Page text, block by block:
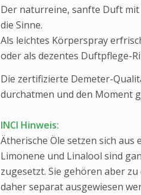
Der naturreine, sanfte Duft
die Sinne.
Als leichtes Körperspray
oder als dezentes Duftpflege-
Die zertifizierte Demeter-
durchatmen und den Moment
INCI Hinweis:
Ätherische Öle setzen sich
Limonene und Linalool sind
zugesetzt. Sie gehören aber
daher separat ausgewiesen